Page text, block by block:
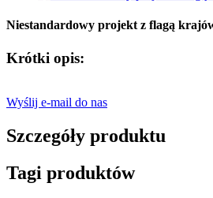
Niestandardowy projekt z flagą
Krótki opis:
Wyślij e-mail do nas
Szczegóły produktu
Tagi produktów